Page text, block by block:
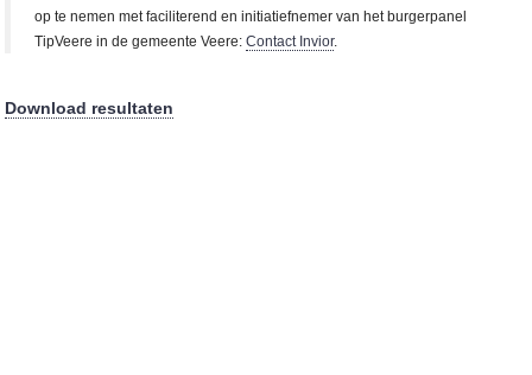
op te nemen met faciliterend en initiatiefnemer van het burgerpanel
TipVeere in de gemeente Veere:Contact Invior.
Download resultaten